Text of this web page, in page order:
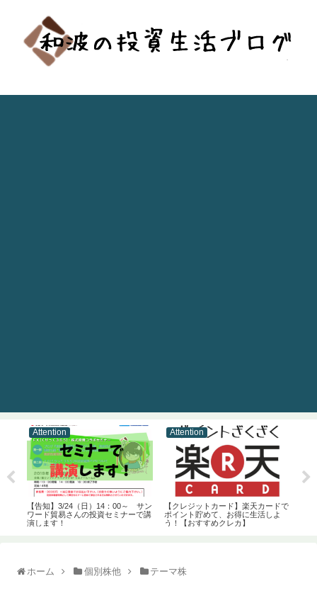
Attention
【告知】3/24（日）14：00～ サン
ワード貿易さんの投資セミナーで講
演します！
Attention
【クレジットカード】楽天カードで
ポイント貯めて、お得に生活しよ
う！【おすすめクレカ】
ホーム 個別株他 テーマ株